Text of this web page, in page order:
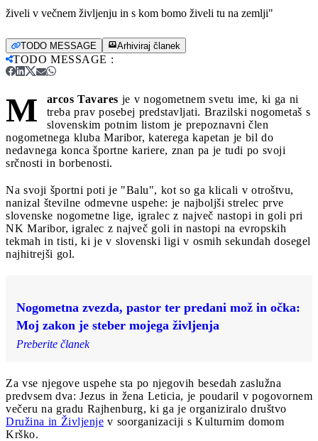
živeli v večnem življenju in s kom bomo živeli tu na zemlji"
TODO MESSAGE Arhiviraj članek
TODO MESSAGE :
M arcos Tavares je v nogometnem svetu ime, ki ga ni
treba prav posebej predstavljati. Brazilski nogometaš s
slovenskim potnim listom je prepoznavni člen
nogometnega kluba Maribor, katerega kapetan je bil do
nedavnega konca športne kariere, znan pa je tudi po svoji
srčnosti in borbenosti.
Na svoji športni poti je "Balu", kot so ga klicali v otroštvu,
nanizal številne odmevne uspehe: je najboljši strelec prve
slovenske nogometne lige, igralec z največ nastopi in goli pri
NK Maribor, igralec z največ goli in nastopi na evropskih
tekmah in tisti, ki je v slovenski ligi v osmih sekundah dosegel
najhitrejši gol.
Nogometna zvezda, pastor ter predani mož in očka:
Moj zakon je steber mojega življenja
Preberite članek
Za vse njegove uspehe sta po njegovih besedah zaslužna
predvsem dva: Jezus in žena Leticia, je poudaril v pogovornem
večeru na gradu Rajhenburg, ki ga je organiziralo društvo
Družina in Življenje v soorganizaciji s Kulturnim domom
Krško.